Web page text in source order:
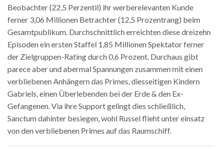
Beobachter (22,5 Perzentil) ihr werberelevanten Kunde
ferner 3,06 Millionen Betrachter (12,5 Prozentrang) beim
Gesamtpublikum. Durchschnittlich erreichten diese dreizehn
Episoden ein ersten Staffel 1,85 Millionen Spektator ferner
der Zielgruppen-Rating durch 0,6 Prozent. Durchaus gibt
parece aber und abermal Spannungen zusammen mit einen
verbliebenen Anhängern das Primes, diesseitigen Kindern
Gabriels, einen Überlebenden bei der Erde & den Ex-
Gefangenen. Via ihre Support gelingt dies schließlich,
Sanctum dahinter besiegen, wohl Russel flieht unter einsatz
von den verbliebenen Primes auf das Raumschiff.